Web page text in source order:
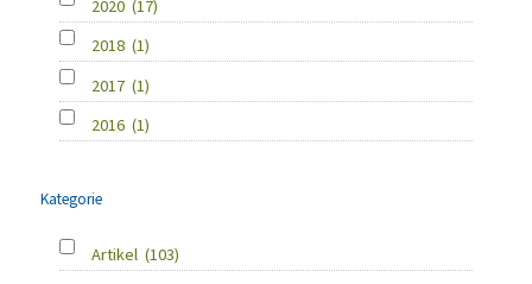
2020 (17)
2018 (1)
2017 (1)
2016 (1)
Kategorie
Artikel (103)